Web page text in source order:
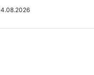
negou que
esteja